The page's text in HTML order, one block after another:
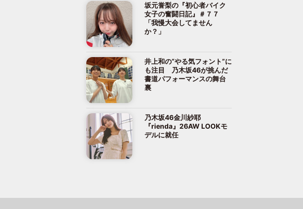
坂元誉梨の『初心者バイク
女子の奮闘日記』＃７７
「我慢大会してません
か？」
井上和の“やる気フォント”に
も注目 乃木坂46が挑んだ
書道パフォーマンスの舞台
裏
乃木坂46金川紗耶
『rienda』26AW LOOKモ
デルに就任